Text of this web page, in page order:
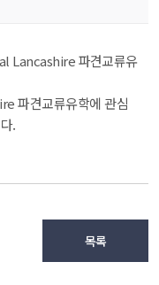
Lancashire 파견교류유
파견교류유학에 관심
.
목록